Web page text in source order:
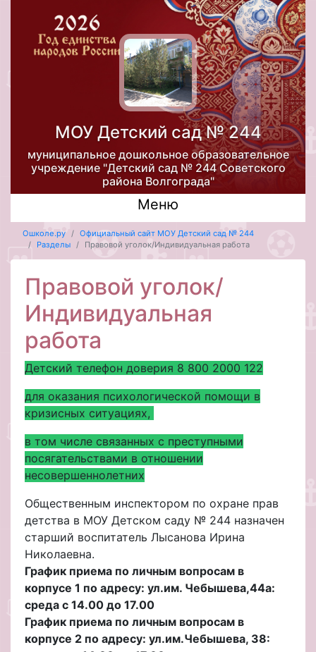
МОУ Детский сад № 244
муниципальное дошкольное образовательное
учреждение "Детский сад № 244 Советского
района Волгограда"
Меню
Ошколе.ру
Официальный сайт МОУ Детский сад № 244
Разделы
Правовой уголок/Индивидуальная работа
Правовой уголок/
Индивидуальная
работа
Детский телефон доверия 8 800 2000 122
для оказания психологической помощи в
кризисных ситуациях,
в том числе связанных с преступными
посягательствами в отношении
несовершеннолетних
Общественным инспектором по охране прав
детства в МОУ Детском саду № 244 назначен
старший воспитатель Лысанова Ирина
Николаевна.
График приема по личным вопросам в
корпусе 1 по адресу: ул.им. Чебышева,44а:
среда с 14.00 до 17.00
График приема по личным вопросам в
корпусе 2 по адресу: ул.им.Чебышева, 38: